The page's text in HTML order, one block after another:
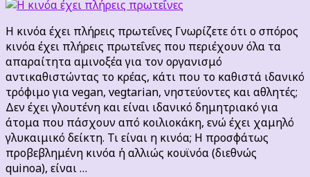
κινόα
έχει
πλήρεις
πρωτεΐνες
Η κινόα έχει πλήρεις πρωτεΐνες Γνωρίζετε ότι ο σπόρος
κινόα έχει πλήρεις πρωτεΐνες που περιέχουν όλα τα
απαραίτητα αμινοξέα για τον οργανισμό
αντικαθιστώντας το κρέας, κάτι που το καθιστά ιδανικό
τρόφιμο για vegan, vegtarian, νηστεύοντες και αθλητές;
Δεν έχει γλουτένη και είναι ιδανικό δημητριακό για
άτομα που πάσχουν από κοιλιοκάκη, ενώ έχει χαμηλό
γλυκαιμικό δείκτη. Τι είναι η κινόα; Η προσφάτως
προβεβλημένη κινόα ή αλλιώς κουϊνόα (διεθνώς
quinoa), είναι …